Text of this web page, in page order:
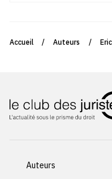
Accueil / Auteurs /
Auteurs